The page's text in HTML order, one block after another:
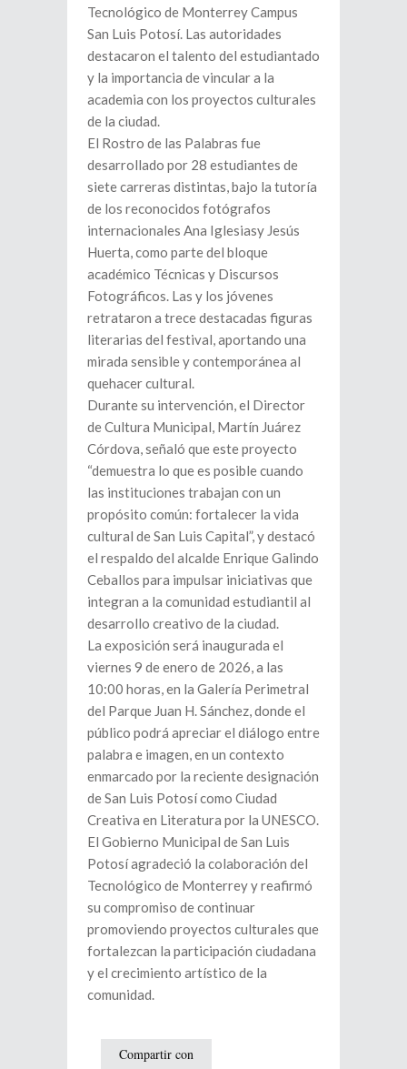
Tecnológico de Monterrey Campus
San Luis Potosí. Las autoridades
destacaron el talento del estudiantado
y la importancia de vincular a la
academia con los proyectos culturales
de la ciudad.
El Rostro de las Palabras fue
desarrollado por 28 estudiantes de
siete carreras distintas, bajo la tutoría
de los reconocidos fotógrafos
internacionales Ana Iglesiasy Jesús
Huerta, como parte del bloque
académico Técnicas y Discursos
Fotográficos. Las y los jóvenes
retrataron a trece destacadas figuras
literarias del festival, aportando una
mirada sensible y contemporánea al
quehacer cultural.
Durante su intervención, el Director
de Cultura Municipal, Martín Juárez
Córdova, señaló que este proyecto
“demuestra lo que es posible cuando
las instituciones trabajan con un
propósito común: fortalecer la vida
cultural de San Luis Capital”, y destacó
el respaldo del alcalde Enrique Galindo
Ceballos para impulsar iniciativas que
integran a la comunidad estudiantil al
desarrollo creativo de la ciudad.
La exposición será inaugurada el
viernes 9 de enero de 2026, a las
10:00 horas, en la Galería Perimetral
del Parque Juan H. Sánchez, donde el
público podrá apreciar el diálogo entre
palabra e imagen, en un contexto
enmarcado por la reciente designación
de San Luis Potosí como Ciudad
Creativa en Literatura por la UNESCO.
El Gobierno Municipal de San Luis
Potosí agradeció la colaboración del
Tecnológico de Monterrey y reafirmó
su compromiso de continuar
promoviendo proyectos culturales que
fortalezcan la participación ciudadana
y el crecimiento artístico de la
comunidad.
Compartir con